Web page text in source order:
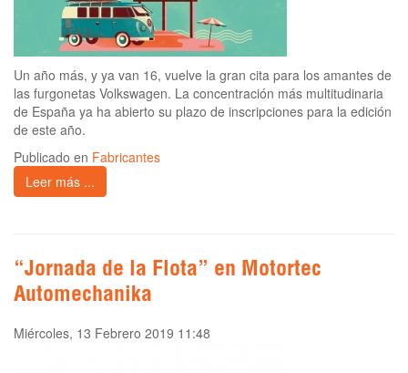
Un año más, y ya van 16, vuelve la gran cita para los amantes de
las furgonetas Volkswagen. La concentración más multitudinaria
de España ya ha abierto su plazo de inscripciones para la edición
de este año.
Publicado en Fabricantes
Leer más ...
“Jornada de la Flota” en Motortec
Automechanika
Miércoles, 13 Febrero 2019 11:48